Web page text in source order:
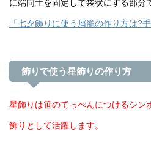
に端同士を固定して袋状にする部分
「七夕飾りに使う屑籠の作り方は?
飾りで使う星飾りの作り方
星飾りは笹のてっぺんにつけるシン
飾りとして活躍します。